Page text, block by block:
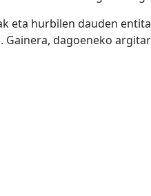
eta hurbilen dauden
dagoeneko